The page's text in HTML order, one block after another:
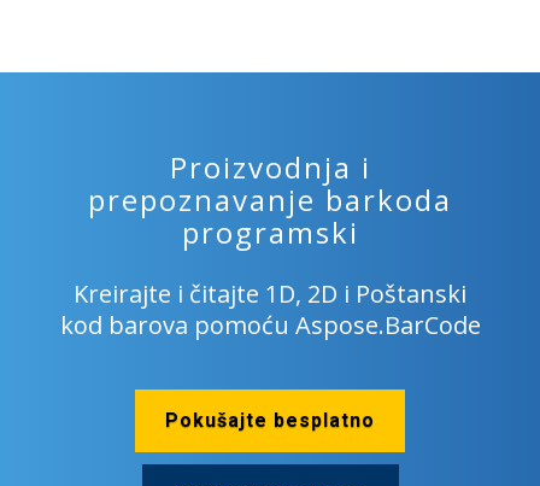
Proizvodnja i
prepoznavanje barkoda
programski
Kreirajte i čitajte 1D, 2D i Poštanski
kod barova pomoću Aspose.BarCode
Pokušajte besplatno